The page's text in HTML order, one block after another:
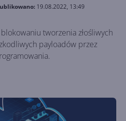
19.08.2022, 13:49
tworzenia złośliwych
payloadów przez